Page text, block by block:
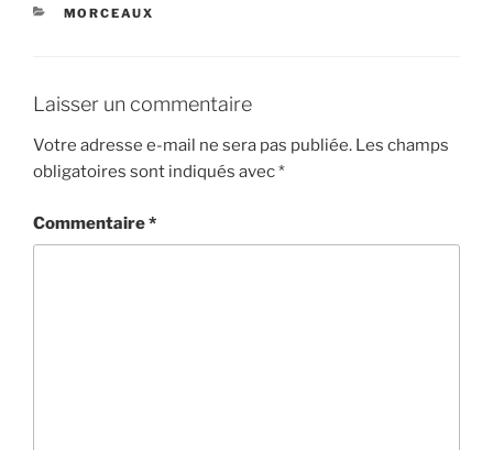
CATÉGORIES
MORCEAUX
Laisser un commentaire
Votre adresse e-mail ne sera pas publiée. Les champs
obligatoires sont indiqués avec*
Commentaire*